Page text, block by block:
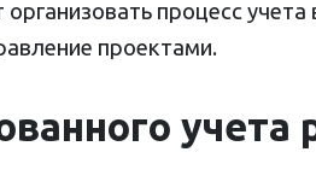
процесс
проектами.
учета